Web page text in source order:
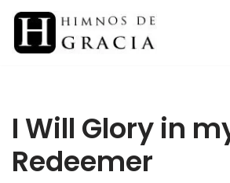
Saltar
I Will Glory in
Redeemer